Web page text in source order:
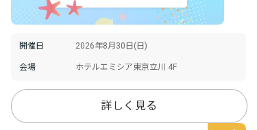
開催日 2026年8月30日(日)
会場 ホテルエミシア東京立川 4F
詳しく見る